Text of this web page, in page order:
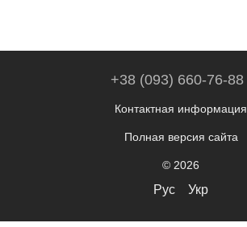
+38 (093) 660-76-88
Контактная информация
Полная версия сайта
© 2026
Рус Укр